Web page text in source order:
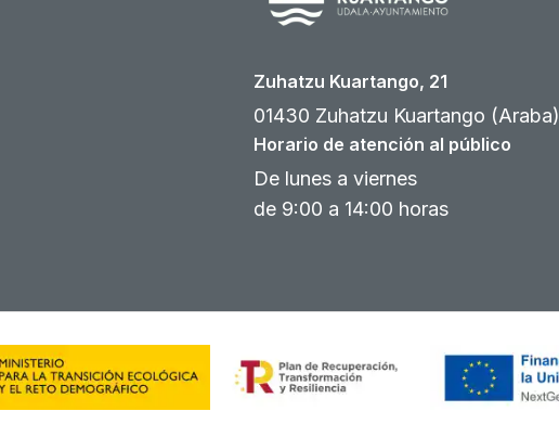
Zuhatzu Kuartango, 21
01430 Zuhatzu Kuartango (Araba)
Horario de atención al público
De lunes a viernes
de 9:00 a 14:00 horas